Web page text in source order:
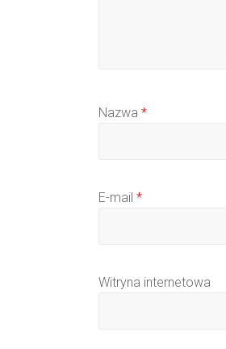
Nazwa *
E-mail *
Witryna internetowa